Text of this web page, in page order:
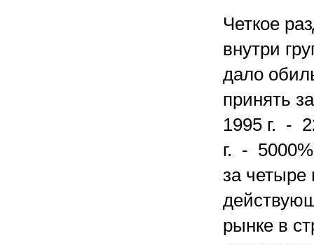
Четкое
внутри
дало
принять
1995 г. -
г. -
за четыре
рынке в